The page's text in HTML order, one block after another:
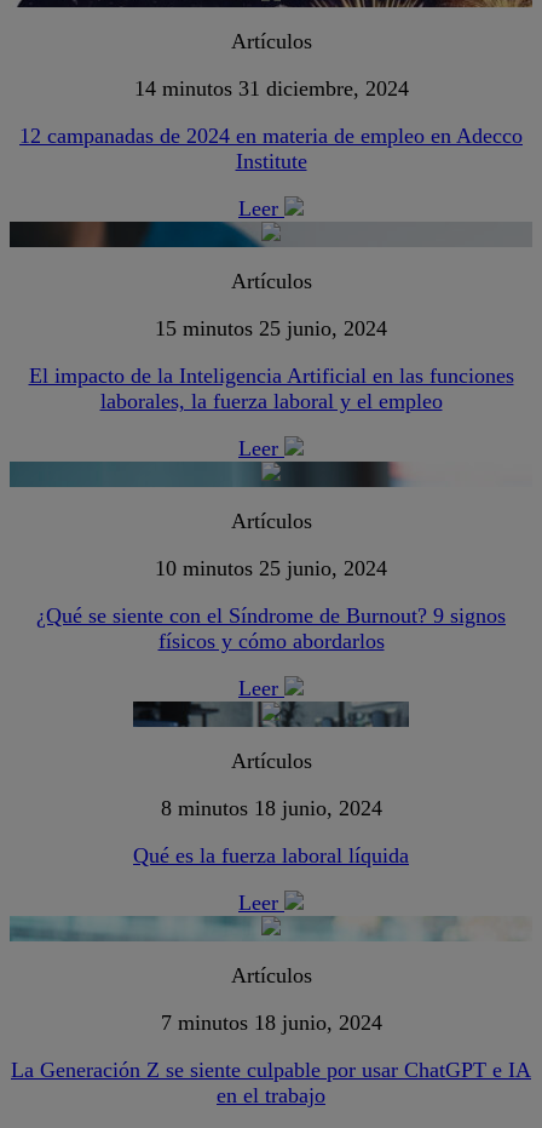
Artículos
14 minutos 31 diciembre, 2024
12 campanadas de 2024 en materia de empleo en Adecco
Institute
Leer
Artículos
15 minutos 25 junio, 2024
El impacto de la Inteligencia Artificial en las funciones
laborales, la fuerza laboral y el empleo
Leer
Artículos
10 minutos 25 junio, 2024
¿Qué se siente con el Síndrome de Burnout? 9 signos
físicos y cómo abordarlos
Leer
Artículos
8 minutos 18 junio, 2024
Qué es la fuerza laboral líquida
Leer
Artículos
7 minutos 18 junio, 2024
La Generación Z se siente culpable por usar ChatGPT e IA
en el trabajo